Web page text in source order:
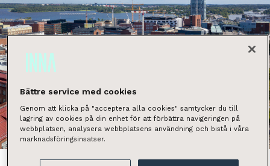
Näytä kaikki kuvat
Bättre service med cookies
Genom att klicka på "acceptera alla cookies" samtycker du till
lagring av cookies på din enhet för att förbättra navigeringen på
webbplatsen, analysera webbplatsens användning och bistå i våra
marknadsföringsinsatser.